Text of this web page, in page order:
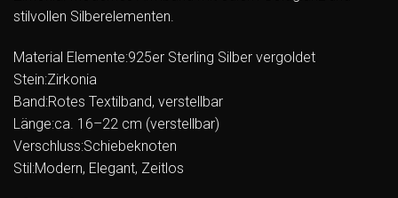
stilvollen Silberelementen.
Material Elemente:925er Sterling Silber vergoldet
Stein:Zirkonia
Band:Rotes Textilband, verstellbar
Länge:ca. 16–22 cm (verstellbar)
Verschluss:Schiebeknoten
Stil:Modern, Elegant, Zeitlos